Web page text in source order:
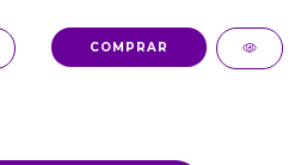
COMPRAR